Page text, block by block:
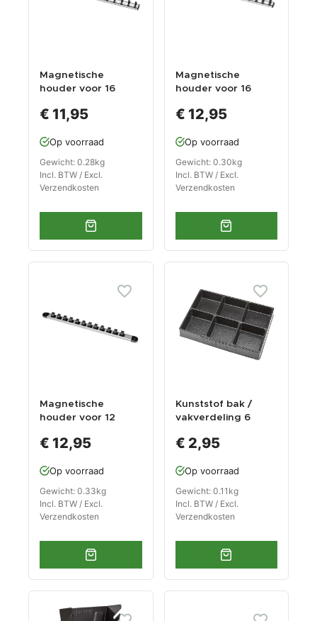
Magnetische
houder voor 16
doppenrail voor
doppenhouder
€ 11,95
Op voorraad
Gewicht: 0.28kg
Incl. BTW / Excl.
Verzendkosten
Magnetische
houder voor 16
doppenrail voor
doppenhouder
€ 12,95
Op voorraad
Gewicht: 0.30kg
Incl. BTW / Excl.
Verzendkosten
Magnetische
houder voor 12
doppenrail voor
doppenhouder
€ 12,95
Op voorraad
Gewicht: 0.33kg
Incl. BTW / Excl.
Verzendkosten
Kunststof bak /
vakverdeling 6
38 mm voor
n
€ 2,95
Op voorraad
Gewicht: 0.11kg
Incl. BTW / Excl.
Verzendkosten